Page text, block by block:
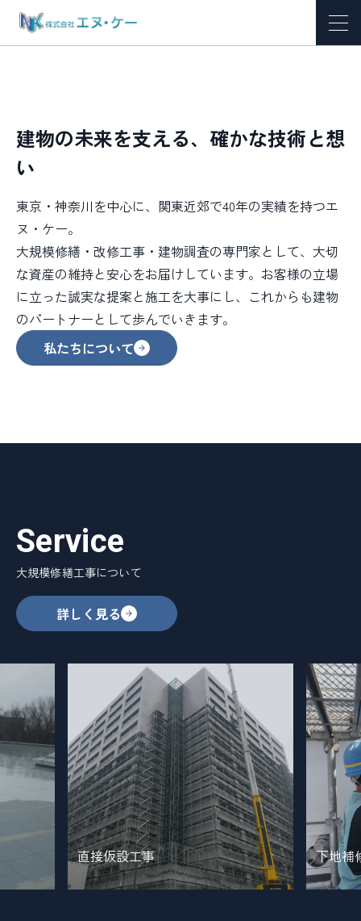
建物の未来を支える、確かな技術と想
い
東京・神奈川を中心に、関東近郊で40年の実績を持つエ
ヌ・ケー。
大規模修繕・改修工事・建物調査の専門家として、大切
な資産の維持と安心をお届けしています。 お客様の立場
に立った誠実な提案と施工を大事にし、これからも建物
のパートナーとして歩んでいきます。
私たちについて
Service
大規模修繕工事について
詳しく見る
直接仮設工事 下地補